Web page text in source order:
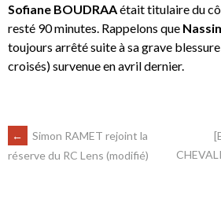
Sofiane BOUDRAAétait titulaire du
resté 90 minutes. Rappelons que
toujours arrêté suite à sa grave
croisés) survenue en avril dernier.
←
Simon RAMET rejoint la
réserve du RC Lens (modifié)